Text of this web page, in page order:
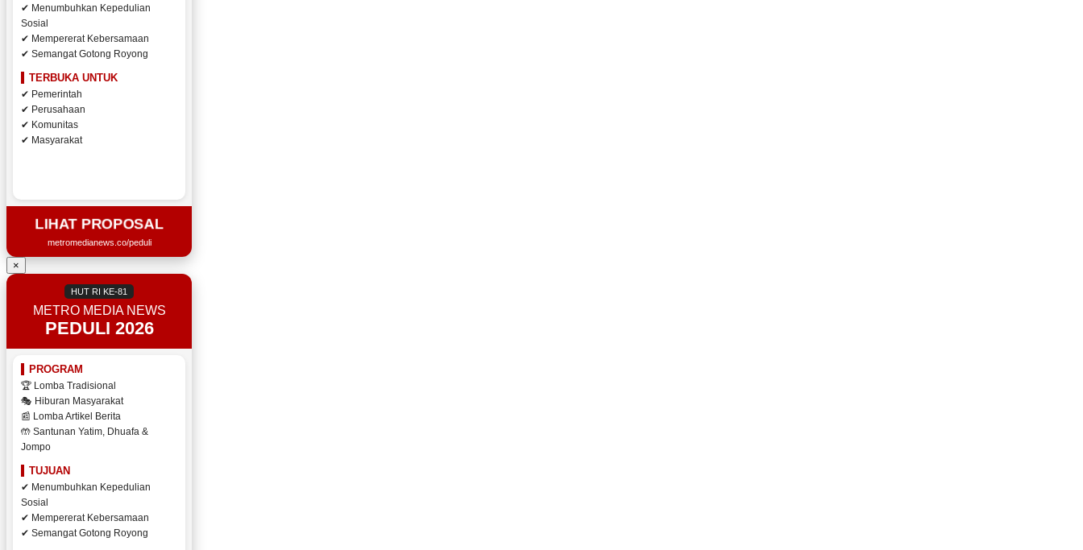
✔ Menumbuhkan Kepedulian
Sosial
✔ Mempererat Kebersamaan
✔ Semangat Gotong Royong
TERBUKA UNTUK
✔ Pemerintah
✔ Perusahaan
✔ Komunitas
✔ Masyarakat
LIHAT PROPOSAL
metromedianews.co/peduli
×
HUT RI KE-81
METRO MEDIA NEWS
PEDULI 2026
PROGRAM
🏆 Lomba Tradisional
🎭 Hiburan Masyarakat
📰 Lomba Artikel Berita
🤲 Santunan Yatim, Dhuafa &
Jompo
TUJUAN
✔ Menumbuhkan Kepedulian
Sosial
✔ Mempererat Kebersamaan
✔ Semangat Gotong Royong